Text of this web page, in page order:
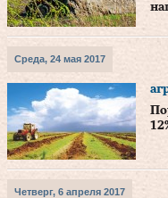
Среда, 24 мая 2017
Четверг, 6 апреля 2017